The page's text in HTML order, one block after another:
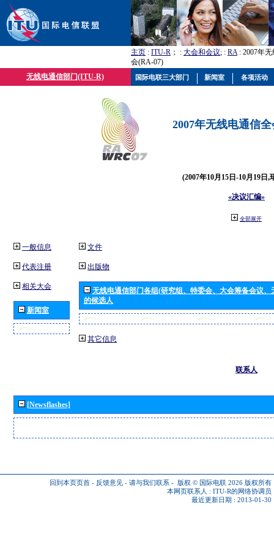
主页 : ITU-R ； : 大会和会议; : RA: 2007年
会(RA-07)
无线电通信部门(ITU-R)
2007年无线电通信
(2007年10月15日-10月19日,
«决议汇编»
全部展开
一般信息
代表注册
相关大会
新闻室
文件
出版物
无线电通信部门各组(研究组、特委会、大会筹备会议
的候选人
其它信息
联系人
[Newsflashes]
回到本页页首 - 反馈意见 - 请与我们联系 - 版权 © 国际电联 2026 版权所有
本网页联系人 : ITU-R的网络协调员
最近更新日期 : 2013-01-30
国际电联三大部门 新闻室 各项活动